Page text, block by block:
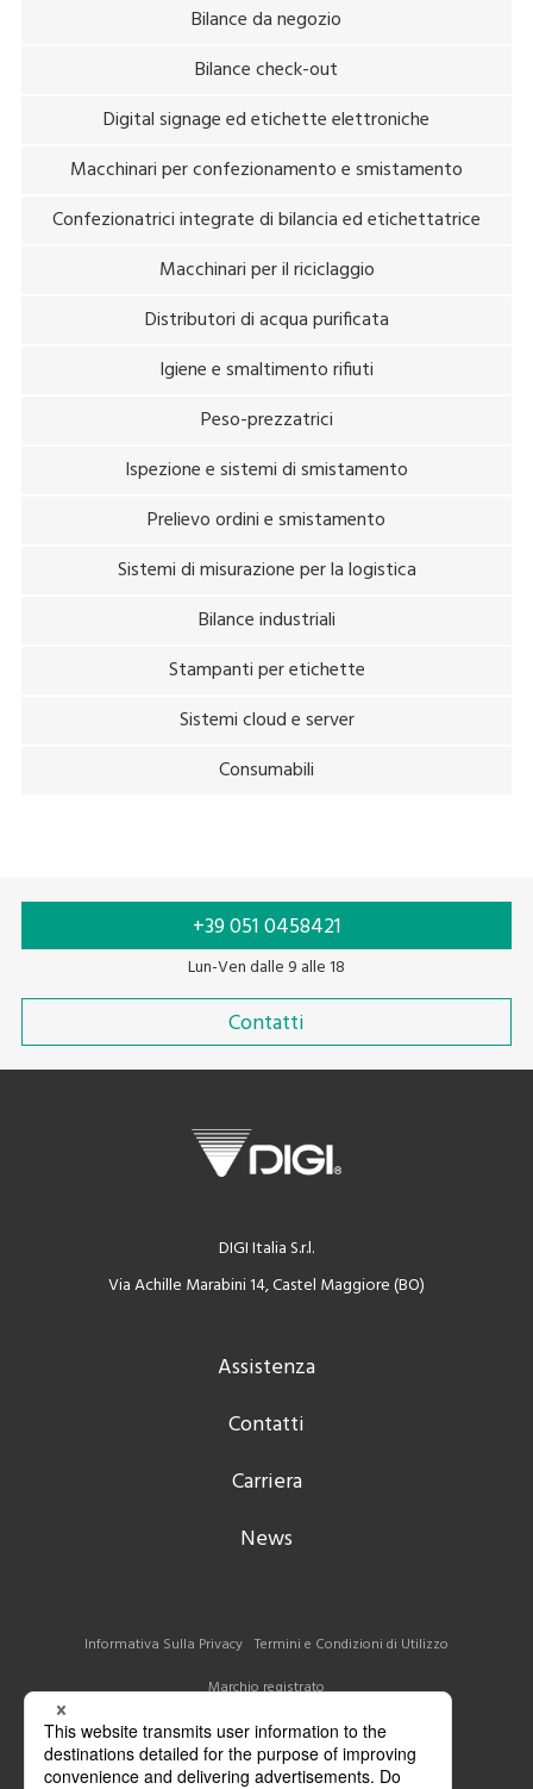
Bilance da negozio
Bilance check-out
Digital signage ed etichette elettroniche
Macchinari per confezionamento e smistamento
Confezionatrici integrate di bilancia ed etichettatrice
Macchinari per il riciclaggio
Distributori di acqua purificata
Igiene e smaltimento rifiuti
Peso-prezzatrici
Ispezione e sistemi di smistamento
Prelievo ordini e smistamento
Sistemi di misurazione per la logistica
Bilance industriali
Stampanti per etichette
Sistemi cloud e server
Consumabili
+39 051 0458421
Lun-Ven dalle 9 alle 18
Contatti
DIGI Italia S.r.l.
Via Achille Marabini 14, Castel Maggiore (BO)
Assistenza
Contatti
Carriera
News
Informativa Sulla Privacy Termini e Condizioni di Utilizzo
Marchio registrato